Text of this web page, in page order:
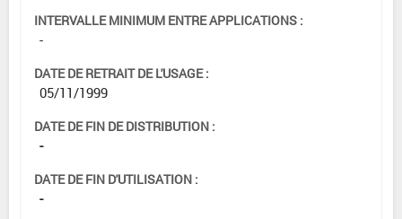
INTERVALLE MINIMUM ENTRE APPLICATIONS :
-
DATE DE RETRAIT DE L'USAGE :
05/11/1999
DATE DE FIN DE DISTRIBUTION :
-
DATE DE FIN D'UTILISATION :
-